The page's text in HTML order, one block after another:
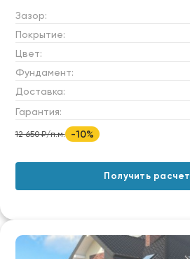
Зазор:
Покрытие:
Цвет:
Фундамент:
Доставка:
Гарантия:
12 650 ₽/п.м. -10%
Получить расчет